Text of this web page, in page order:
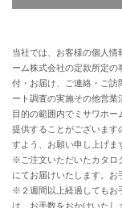
当社では、お客様の個人
ーム株式会社の定款所定
付・お届け、ご連絡・ご訪
ート調査の実施その他営
目的の範囲内でミサワホ
提供することがございます
すよう、お願い申し上げま
※ご注文いただいたカタロ
にてお届けいたします。お
※２週間以上経過してもお
は、お手数をおかけいたし